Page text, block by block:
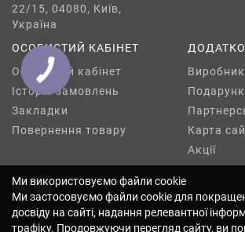
22/15, 04080, Київ,
Україна
ОСОБИСТИЙ КАБІНЕТ
Особистий кабінет
Історія замовлень
Закладки
Повернення товару
Карта
Акції
Made byEi8ht.agency
Ми використовуємо файли cookie
Ми застосовуємо файли cookie для
досвіду на сайті, надання релевантної
трафіку. Продовжуючи перегляд сайту, ви
КНОПКА
ЗВ'ЯЗКУ